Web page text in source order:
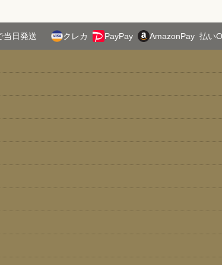
当日発送 クレカ PayPay AmazonPay 払い